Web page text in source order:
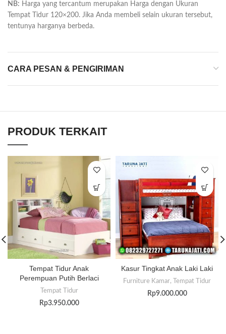
NB: Harga yang tercantum merupakan Harga dengan Ukuran
Tempat Tidur 120×200. Jika Anda membeli selain ukuran tersebut,
tentunya harganya berbeda.
CARA PESAN & PENGIRIMAN
PRODUK TERKAIT
Tempat Tidur Anak
Perempuan Putih Berlaci
Tempat Tidur
Rp3.950.000
Kasur Tingkat Anak Laki Laki
Furniture Kamar,
Tempat Tidur
Rp9.000.000